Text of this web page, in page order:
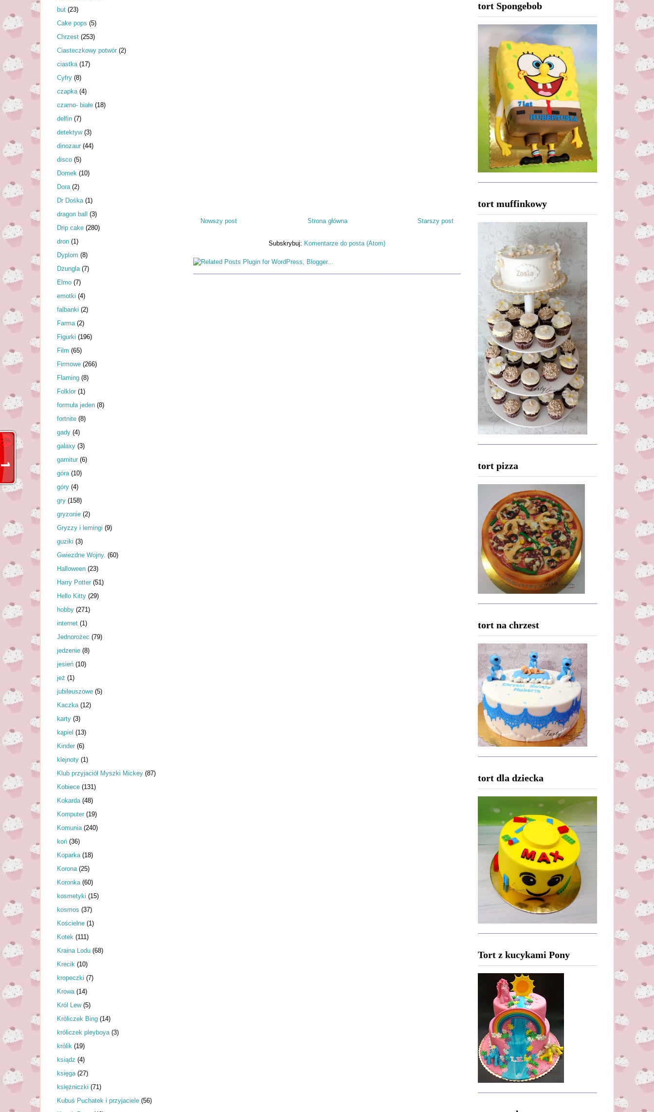
Nowszy post Starszy post
Strona główna
Subskrybuj: Komentarze do posta (Atom)
but (23)
Cake pops (5)
Chrzest (253)
Ciasteczkowy potwór (2)
ciastka (17)
Cyfry (8)
czapka (4)
czarno- białe (18)
delfin (7)
detektyw (3)
dinozaur (44)
disco (5)
Domek (10)
Dora (2)
Dr Dośka (1)
dragon ball (3)
Drip cake (280)
dron (1)
Dyplom (8)
Dżungla (7)
Elmo (7)
emotki (4)
falbanki (2)
Farma (2)
Figurki (196)
Film (65)
Firmowe (266)
Flaming (8)
Folklor (1)
formuła jeden (8)
fortnite (8)
gady (4)
galaxy (3)
garnitur (6)
góra (10)
góry (4)
gry (158)
gryzonie (2)
Gryzzy i lemingi (9)
guziki (3)
Gwiezdne Wojny. (60)
Halloween (23)
Harry Potter (51)
Hello Kitty (29)
hobby (271)
internet (1)
Jednorożec (79)
jedzenie (8)
jesień (10)
jeż (1)
jubileuszowe (5)
Kaczka (12)
karty (3)
kąpiel (13)
Kinder (6)
klejnoty (1)
Klub przyjaciół Myszki Mickey (87)
Kobiece (131)
Kokarda (48)
Komputer (19)
Komunia (240)
koń (36)
Koparka (18)
Korona (25)
Koronka (60)
kosmetyki (15)
kosmos (37)
Kościelne (1)
Kotek (111)
Kraina Lodu (68)
Krecik (10)
kropeczki (7)
Krowa (14)
Król Lew (5)
Króliczek Bing (14)
króliczek pleyboya (3)
królik (19)
ksiądz (4)
księga (27)
księżniczki (71)
Kubuś Puchatek i przyjaciele (56)
tort Spongebob
tort muffinkowy
tort pizza
tort na chrzest
tort dla dziecka
Tort z kucykami Pony